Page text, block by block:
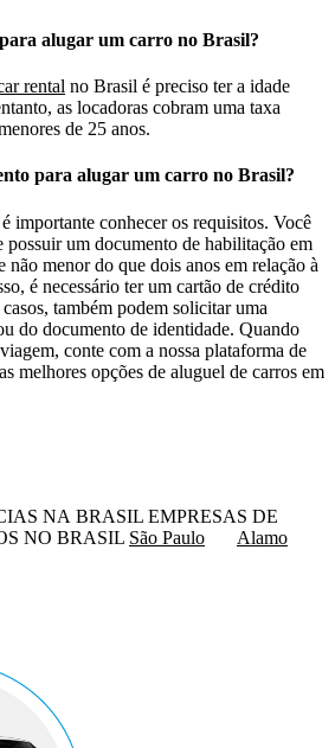
alugar um carro no Brasil?
rental no Brasil é preciso ter a idade
as locadoras cobram uma taxa
de 25 anos.
para alugar um carro no Brasil?
importante conhecer os requisitos. Você
possuir um documento de habilitação em
não menor do que dois anos em relação à
é necessário ter um cartão de crédito
também podem solicitar uma
do documento de identidade. Quando
conte com a nossa plataforma de
melhores opções de aluguel de carros em
NA BRASIL EMPRESAS DE
NO BRASIL São Paulo
Alamo